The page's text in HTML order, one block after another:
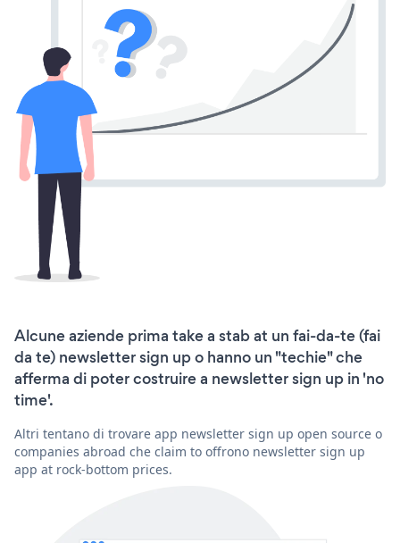
Alcune aziende prima take a stab at un fai-da-te (fai
da te) newsletter sign up o hanno un "techie" che
afferma di poter costruire a newsletter sign up in 'no
time'.
Altri tentano di trovare app newsletter sign up open source o
companies abroad che claim to offrono newsletter sign up
app at rock-bottom prices.